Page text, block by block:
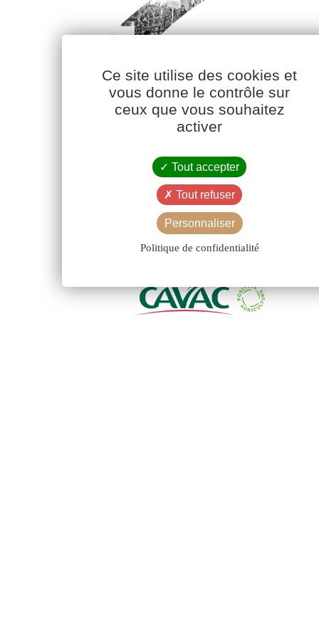
Ce site utilise des cookies et
vous donne le contrôle sur
ceux que vous souhaitez
activer
Tout accepter
Tout refuser
Personnaliser
Politique de confidentialité